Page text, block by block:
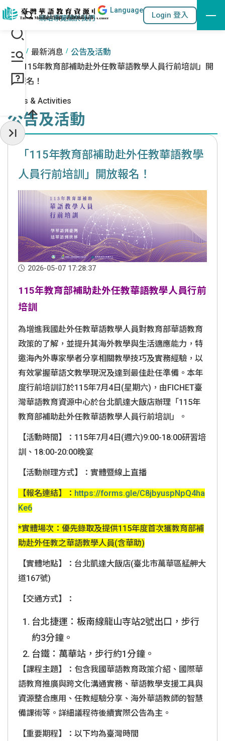
跳到主要內容區塊
::: 站內搜尋
網站導覽關於我們
Language
Login 登入
:::
首頁 最新消息
公告及活動
「115年教育部補助赴外任教華語教學人員行前培訓」開
放報名！
News & Activities
公告及活動
「115年教育部補助赴外任教華語教學
人員行前培訓」開放報名！
2026-05-07 17:28:37
115年教育部補助赴外任教華語教學人員行前
培訓
為增進我國赴外任教華語教學人員對教育部華語教育
政策的了解，並提升其海外教學與生活適應能力，特
邀海內外專家學者分享相關教學技巧及實務經驗，以
有效掌握華語文教學現況及達到最佳赴任準備。本年
度行前培訓訂於115年7月4日(星期六)，由FICHET臺
灣華語教育資源中心於台北凱達大飯店辦理「115年
教育部補助赴外任教華語教學人員行前培訓」。
【活動時間】： 115年7月4日(週六)9:00-18:00研習培
訓 、18:00-20:00晚宴
【活動辦理方式】：實體暨線上直播
【報名連結】： https://forms.gle/C8jbyuspNpQ4ha
Ke6
*實體場次：優先錄取及提供115年度首次獲教育部補
助赴外任教之華語教學人員(含華助)
【實體地點】：台北凱達大飯店(臺北市萬華區艋舺大
道167號)
【交通方式】：
台北捷運：板南線龍山寺站2號出口，步行
約3分鐘。
台鐵：萬華站，步行約1分鐘。
【課程主題】：包含我國華語教育政策介紹、 國際華
語教育推廣與跨文化溝通實務、 華語教學支援工具與
資源整合應用、任教經驗分享、 海外華語教師的智慧
備課術等。 詳細議程待後續實際公告為主。
【重要期程】：以下均為臺灣時間
收起常用服務